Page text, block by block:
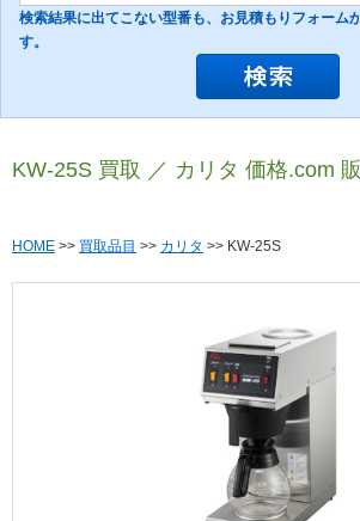
検索結果に出てこない型番も、お見積もりフォーム
す。
KW-25S 買取 ／ カリタ 価格.com
HOME >> 買取品目 >> カリタ >> KW-25S